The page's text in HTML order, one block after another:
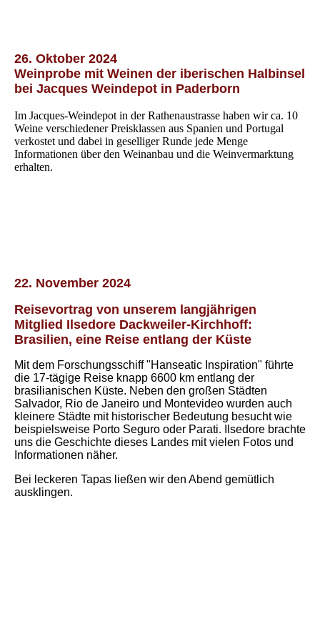
26. Oktober 2024
Weinprobe mit Weinen der iberischen Halbinsel
bei Jacques Weindepot in Paderborn
Im Jacques-Weindepot in der Rathenaustrasse haben wir ca. 10
Weine verschiedener Preisklassen aus Spanien und Portugal
verkostet und dabei in geselliger Runde jede Menge
Informationen über den Weinanbau und die Weinvermarktung
erhalten.
22. November 2024
Reisevortrag von unserem langjährigen
Mitglied Ilsedore Dackweiler-Kirchhoff:
Brasilien, eine Reise entlang der Küste
Mit dem Forschungsschiff "Hanseatic Inspiration" führte
die 17-tägige Reise knapp 6600 km entlang der
brasilianischen Küste. Neben den großen Städten
Salvador, Rio de Janeiro und Montevideo wurden auch
kleinere Städte mit historischer Bedeutung besucht wie
beispielsweise Porto Seguro oder Parati. Ilsedore brachte
uns die Geschichte dieses Landes mit vielen Fotos und
Informationen näher.
Bei leckeren Tapas ließen wir den Abend gemütlich
ausklingen.